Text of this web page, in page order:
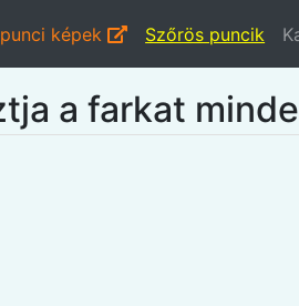
képek Szőrös puncik
a farkat